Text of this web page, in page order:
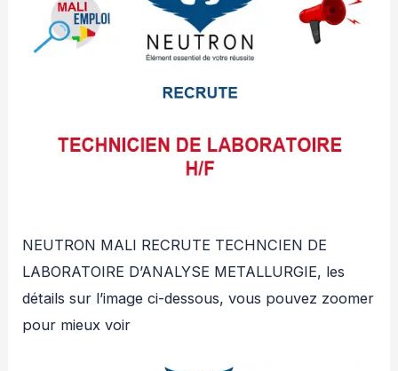
NEUTRON MALI RECRUTE TECHNCIEN DE
LABORATOIRE D’ANALYSE METALLURGIE, les
détails sur l’image ci-dessous, vous pouvez zoomer
pour mieux voir